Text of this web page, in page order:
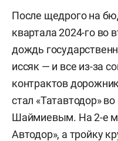
После щедрого на
квартала 2024-го во
дождь
иссяк — и все из-за
контрактов
стал «Татавтодор»
Шаймиевым. На 2-е
Автодор», а тройку